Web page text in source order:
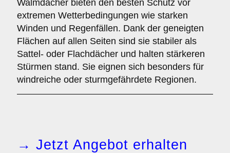
Walmdächer bieten den besten Schutz vor
extremen Wetterbedingungen wie starken
Winden und Regenfällen. Dank der geneigten
Flächen auf allen Seiten sind sie stabiler als
Sattel- oder Flachdächer und halten stärkeren
Stürmen stand. Sie eignen sich besonders für
windreiche oder sturmgefährdete Regionen.
→ Jetzt Angebot erhalten